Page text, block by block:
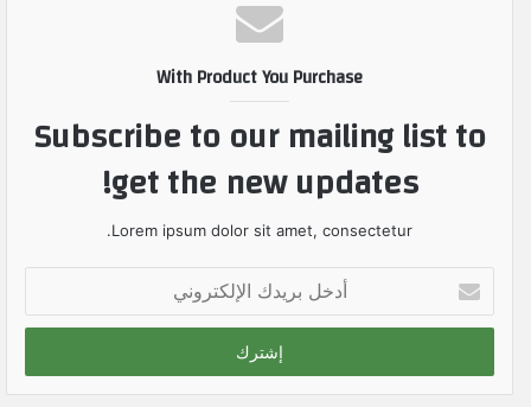
With Product You Purchase
Subscribe to our mailing list to
get the new updates!
Lorem ipsum dolor sit amet, consectetur.
خ
ب